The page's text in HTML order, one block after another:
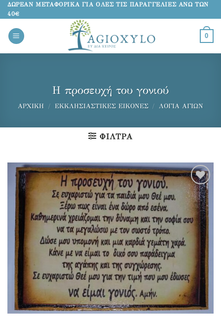
Μετάβαση
στο
περιεχόμενο
ΔΩΡΕΑΝ ΜΕΤΑΦΟΡΙΚΑ ΓΙΑ ΟΛΕΣ ΤΙΣ ΠΑΡΑΓΓΕΛΙΕΣ ΑΝΩ ΤΩΝ
40€
0
Η προσευχή του γονιού
ΑΡΧΙΚΉ / ΕΚΚΛΗΣΙΑΣΤΙΚΈΣ ΕΙΚΌΝΕΣ / ΛΌΓΙΑ ΑΓΊΩΝ
ΦΊΛΤΡΑ
Προσθήκη
στα
αγαπημένα